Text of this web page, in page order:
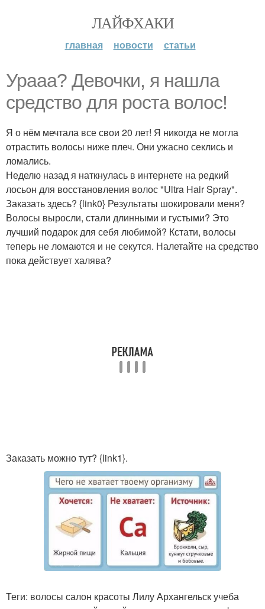
ЛАЙФХАКИ
главная новости статьи
Ураaa? Дeвочки, я нашла
средство для роста волос!
Я о нём мечтала все свои 20 лет! Я никогда не могла
отрастить волосы ниже плеч. Они ужасно секлись и
ломались.
Неделю назад я наткнулась в интернете на редкий
лосьон для восстановления волос "Ultra Hair Spray".
Заказать здесь? {link0} Результаты шокировали меня?
Волосы выросли, стали длинными и густыми? Это
лучший подарок для себя любимой? Кстати, волосы
теперь не ломаются и не секутся. Налетайте на средство
пока действует халява?
Заказать можно тут? {link1}.
Теги: волосы салон красоты Лилу Архангельск учеба